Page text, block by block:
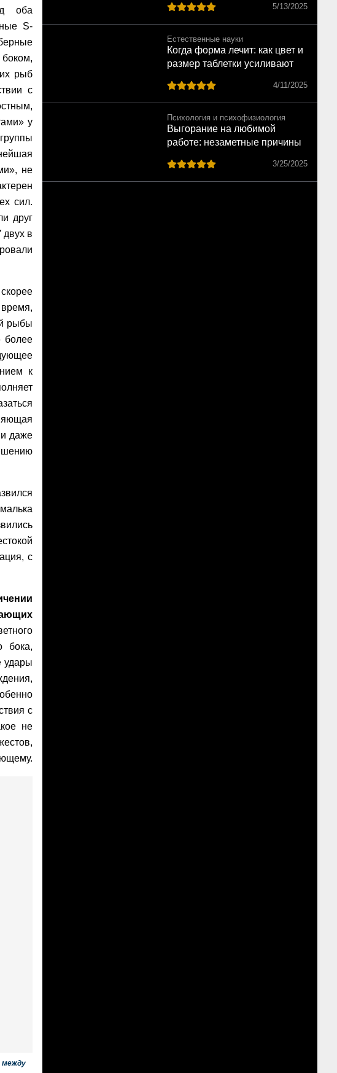
оба
S-
рыб
с
у
не
сил.
друг
двух в
время,
рыбы
более
к
даже
с
бока,
удары
с
не
между
5/13/2025
Естественные науки
Когда форма лечит: как цвет и
размер таблетки усиливают
4/11/2025
Психология и психофизиология
Выгорание на любимой
работе: незаметные причины
3/25/2025